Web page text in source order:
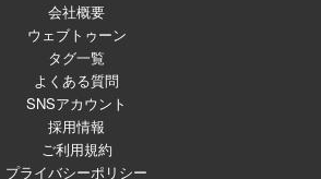
会社概要
ウェブトゥーン
タグ一覧
よくある質問
SNSアカウント
採用情報
ご利用規約
プライバシーポリシー